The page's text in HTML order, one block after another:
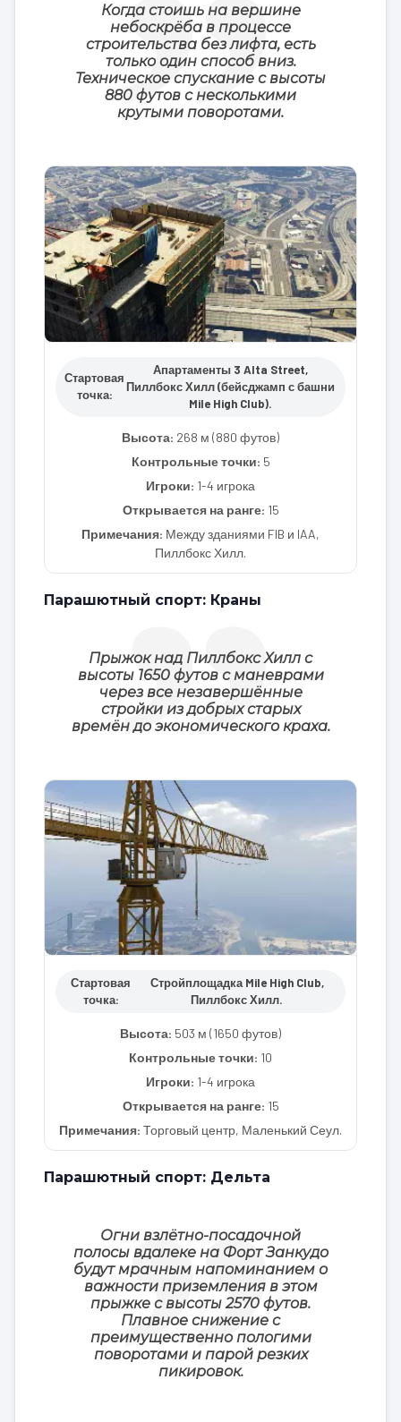
Когда стоишь на вершине
небоскрёба в процессе
строительства без лифта, есть
только один способ вниз.
Техническое спускание с высоты
880 футов с несколькими
крутыми поворотами.
Стартовая
точка:
Апартаменты 3 Alta Street,
Пиллбокс Хилл (бейсджамп с башни
Mile High Club).
Высота: 268 м (880 футов)
Контрольные точки: 5
Игроки: 1-4 игрока
Открывается на ранге: 15
Примечания: Между зданиями FIB и IAA,
Пиллбокс Хилл.
Парашютный спорт: Краны
Прыжок над Пиллбокс Хилл с
высоты 1650 футов с маневрами
через все незавершённые
стройки из добрых старых
времён до экономического краха.
Стартовая
точка:
Стройплощадка Mile High Club,
Пиллбокс Хилл.
Высота: 503 м (1650 футов)
Контрольные точки: 10
Игроки: 1-4 игрока
Открывается на ранге: 15
Примечания: Торговый центр, Маленький Сеул.
Парашютный спорт: Дельта
Огни взлётно-посадочной
полосы вдалеке на Форт Занкудо
будут мрачным напоминанием о
важности приземления в этом
прыжке с высоты 2570 футов.
Плавное снижение с
преимущественно пологими
поворотами и парой резких
пикировок.